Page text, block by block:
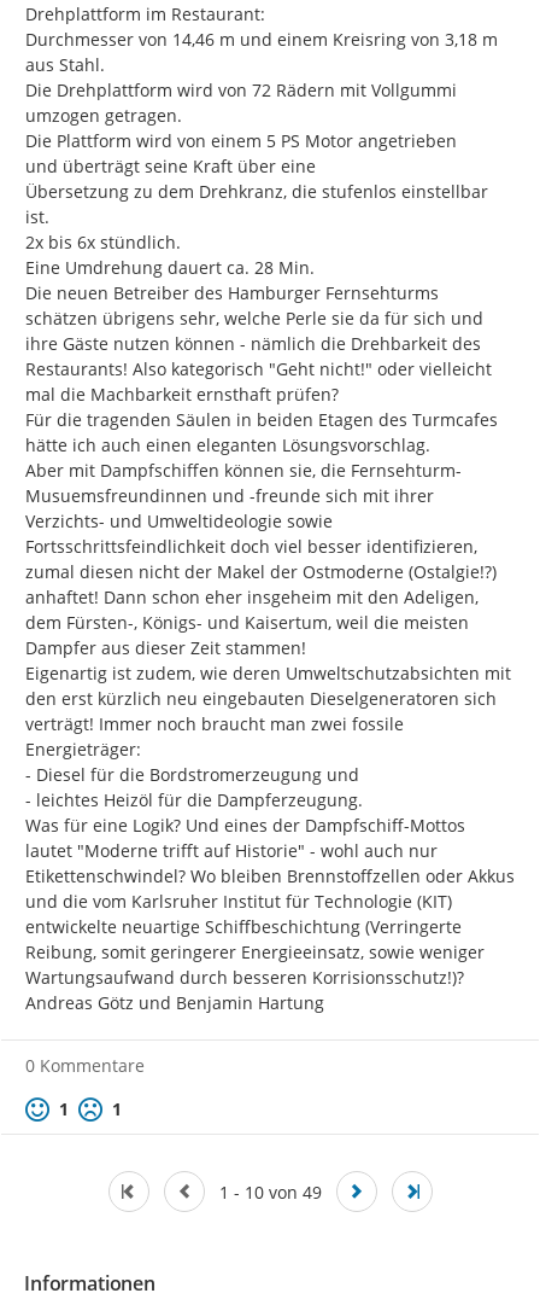
Drehplattform im Restaurant:
Durchmesser von 14,46 m und einem Kreisring von 3,18 m
aus Stahl.
Die Drehplattform wird von 72 Rädern mit Vollgummi
umzogen getragen.
Die Plattform wird von einem 5 PS Motor angetrieben
und überträgt seine Kraft über eine
Übersetzung zu dem Drehkranz, die stufenlos einstellbar
ist.
2x bis 6x stündlich.
Eine Umdrehung dauert ca. 28 Min.
Die neuen Betreiber des Hamburger Fernsehturms
schätzen übrigens sehr, welche Perle sie da für sich und
ihre Gäste nutzen können - nämlich die Drehbarkeit des
Restaurants! Also kategorisch "Geht nicht!" oder vielleicht
mal die Machbarkeit ernsthaft prüfen?
Für die tragenden Säulen in beiden Etagen des Turmcafes
hätte ich auch einen eleganten Lösungsvorschlag.
Aber mit Dampfschiffen können sie, die Fernsehturm-
Musuemsfreundinnen und -freunde sich mit ihrer
Verzichts- und Umweltideologie sowie
Fortsschrittsfeindlichkeit doch viel besser identifizieren,
zumal diesen nicht der Makel der Ostmoderne (Ostalgie!?)
anhaftet! Dann schon eher insgeheim mit den Adeligen,
dem Fürsten-, Königs- und Kaisertum, weil die meisten
Dampfer aus dieser Zeit stammen!
Eigenartig ist zudem, wie deren Umweltschutzabsichten mit
den erst kürzlich neu eingebauten Dieselgeneratoren sich
verträgt! Immer noch braucht man zwei fossile
Energieträger:
- Diesel für die Bordstromerzeugung und
- leichtes Heizöl für die Dampferzeugung.
Was für eine Logik? Und eines der Dampfschiff-Mottos
lautet "Moderne trifft auf Historie" - wohl auch nur
Etikettenschwindel? Wo bleiben Brennstoffzellen oder Akkus
und die vom Karlsruher Institut für Technologie (KIT)
entwickelte neuartige Schiffbeschichtung (Verringerte
Reibung, somit geringerer Energieeinsatz, sowie weniger
Wartungsaufwand durch besseren Korrisionsschutz!)?
Andreas Götz und Benjamin Hartung
0 Kommentare
Positive Bewertung
1 Negative Bewertung
1
1 - 10 von 49
Informationen